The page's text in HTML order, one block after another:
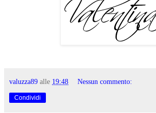
valuzza89 alle 19:48 Nessun commento:
Condividi